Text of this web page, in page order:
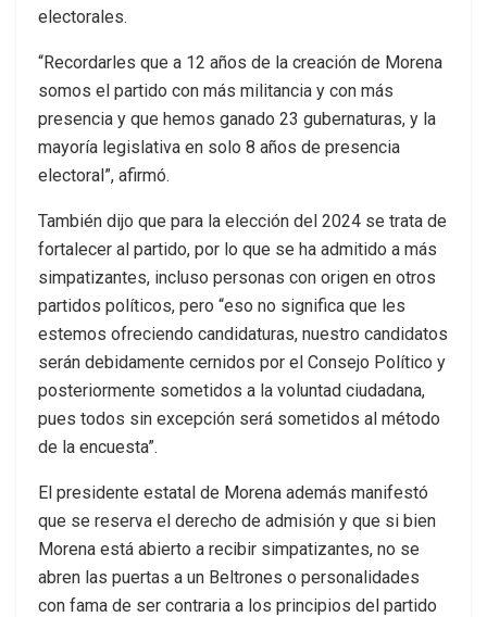
electorales.
“Recordarles que a 12 años de la creación de Morena
somos el partido con más militancia y con más
presencia y que hemos ganado 23 gubernaturas, y la
mayoría legislativa en solo 8 años de presencia
electoral”, afirmó.
También dijo que para la elección del 2024 se trata de
fortalecer al partido, por lo que se ha admitido a más
simpatizantes, incluso personas con origen en otros
partidos políticos, pero “eso no significa que les
estemos ofreciendo candidaturas, nuestro candidatos
serán debidamente cernidos por el Consejo Político y
posteriormente sometidos a la voluntad ciudadana,
pues todos sin excepción será sometidos al método
de la encuesta”.
El presidente estatal de Morena además manifestó
que se reserva el derecho de admisión y que si bien
Morena está abierto a recibir simpatizantes, no se
abren las puertas a un Beltrones o personalidades
con fama de ser contraria a los principios del partido